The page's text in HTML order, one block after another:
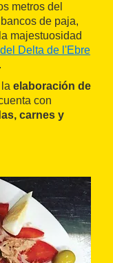
metros del
de paja,
majestuosidad
Delta de l'Ebre
elaboración de
con
carnes y